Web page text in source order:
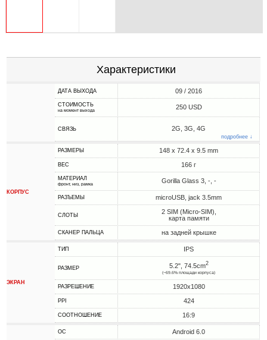
Характеристики
ДАТА ВЫХОДА 09 / 2016
СТОИМОСТЬ
на момент выхода 250 USD
СВЯЗЬ 2G, 3G, 4G
подробнее ↓
КОРПУС
РАЗМЕРЫ 148 x 72.4 x 9.5 mm
ВЕС 166 г
МАТЕРИАЛ
фронт, низ, рамка Gorilla Glass 3, -, -
РАЗЪЕМЫ microUSB, jack 3.5mm
СЛОТЫ
2 SIM (Micro-SIM),
карта памяти
СКАНЕР ПАЛЬЦА на задней крышке
ЭКРАН
ТИП IPS
РАЗМЕР 5.2", 74.5cm2
(~69.6% площади корпуса)
РАЗРЕШЕНИЕ 1920x1080
PPI 424
СООТНОШЕНИЕ 16:9
ОС Android 6.0